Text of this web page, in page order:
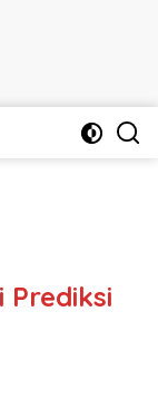
Prediksi